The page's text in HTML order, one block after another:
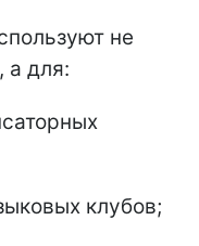
не
а для:
клубов;